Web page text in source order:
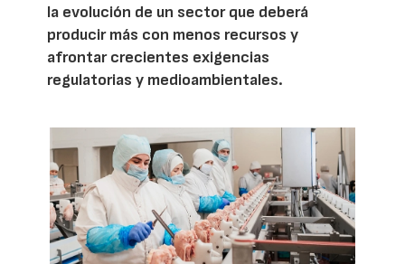
la evolución de un sector que deberá
producir más con menos recursos y
afrontar crecientes exigencias
regulatorias y medioambientales.